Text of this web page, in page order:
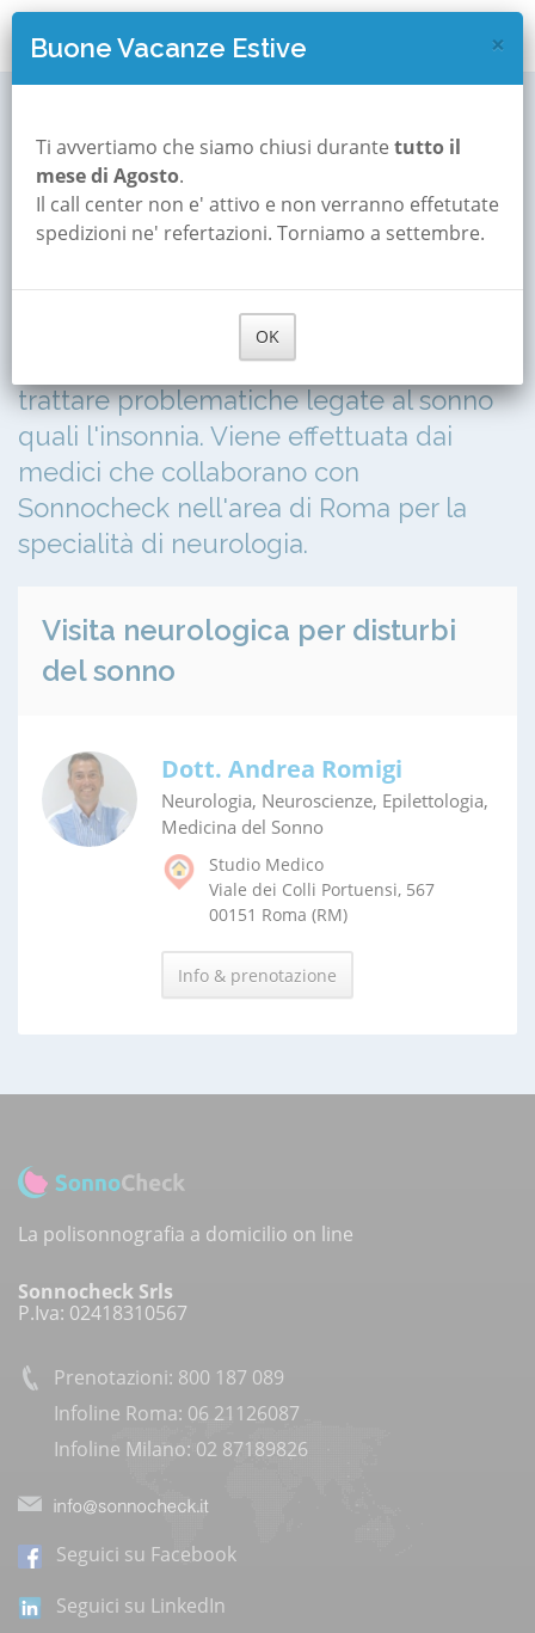
Visita neurologica per
disturbi del sonno a
La visita consiste in un check-up di tipo
neurologico mirato a diagnosticare e a
trattare problematiche legate al sonno
quali l'insonnia. Viene effettuata dai
medici che collaborano con
Sonnocheck nell'area di Roma per la
specialità di neurologia.
Visita neurologica per disturbi
del sonno
Dott. Andrea Romigi
Neurologia, Neuroscienze, Epilettologia,
Medicina del Sonno
Studio Medico
Viale dei Colli Portuensi, 567
00151 Roma (RM)
Info & prenotazione
La polisonnografia a domicilio on line
Sonnocheck Srls
P.Iva: 02418310567
Prenotazioni: 800 187 089
Infoline Roma: 06 21126087
Infoline Milano: 02 87189826
Seguici su Facebook
Seguici su LinkedIn
×
Buone Vacanze Estive
Ti avvertiamo che siamo chiusi durante tutto il
mese di Agosto.
Il call center non e' attivo e non verranno effetutate
spedizioni ne' refertazioni. Torniamo a settembre.
OK